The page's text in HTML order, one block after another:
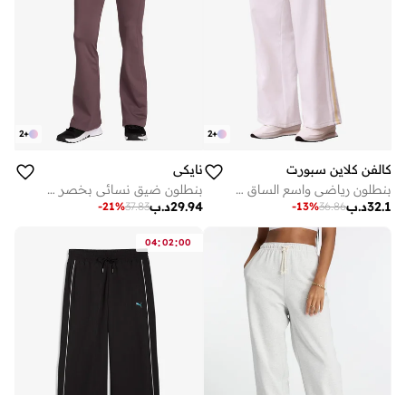
+
2
كالفن كلاين سبورت
بنطلون رياضي واسع الساق من تيري فرنسي
د.ب32.1
36.86
-13%
+
2
نايكي
بنطلون ضيق نسائي بخصر عالٍ بتصميم واسع من الأسفل مع دراي فيت وخياطة داخلية
د.ب29.94
37.83
-21%
04:02:00